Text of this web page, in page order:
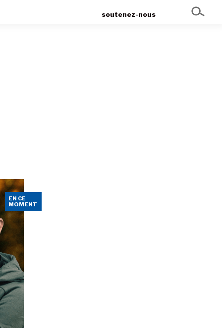
soutenez-nous
EN CE
MOMENT